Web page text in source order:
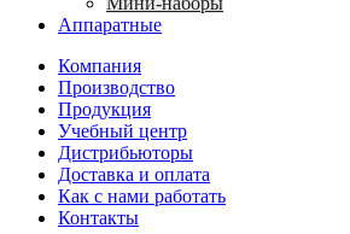
Аппаратные
Компания
Производство
Продукция
Учебный центр
Дистрибьюторы
Доставка и оплата
Как с нами работать
Контакты